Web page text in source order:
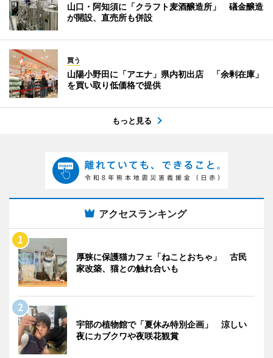
山口・阿知須に「クラフト麦酒醸造所」 礒金醸造
が開設、直売所も併設
買う
山陽小野田に「アエナ」県内初出店 「余剰在庫」
を買い取り低価格で提供
もっと見る
アクセスランキング
厚狭に保護猫カフェ「ねことおちゃ」 古民
家改築、猫との触れ合いも
宇部の植物館で「夏休み特別企画」 涼しい
夜にカブクワや夜咲花観賞